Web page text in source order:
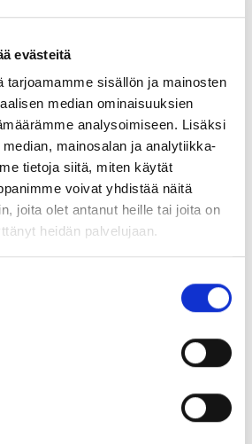
evästeitä
tarjoamamme sisällön ja mainosten
median ominaisuuksien
analysoimiseen. Lisäksi
mainosalan ja analytiikka-
tietoja siitä, miten käytät
voivat yhdistää näitä
joita olet antanut heille tai joita on
heidän palvelujaan.
talven riemu Ranualle!
ajankohtaista/tervetuloa-
TAPAHTUMAT